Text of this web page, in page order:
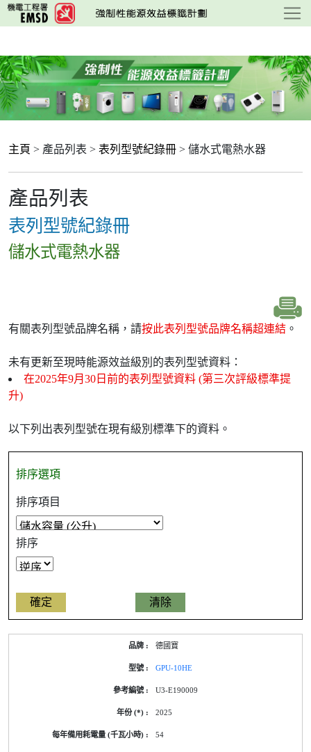
跳
至
要
內
容
主頁 > 產品列表 > 表列型號紀錄冊 > 儲水式電熱水器
產品列表
表列型號紀錄冊
儲水式電熱水器
有關表列型號品牌名稱，請按此表列型號品牌名稱超連結 。
未有更新至現時能源效益級別的表列型號資料：
在2025年9月30日前的表列型號資料 (第三次評級標準提
升)
以下列出表列型號在現有級別標準下的資料。
排序選項
排序項目
排序
德國寶
GPU-10HE
U3-E190009
2025
54